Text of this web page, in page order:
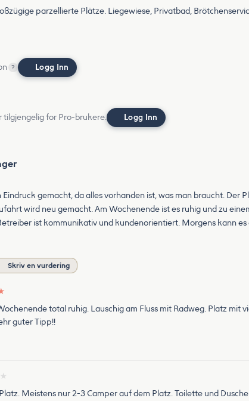
parzellierte Plätze. Liegewiese, Privatbad,
? Logg Inn
for Pro-brukere. Logg Inn
gemacht, da alles vorhanden ist, was man braucht. Der
wird neu gemacht. Am Wochenende ist es ruhig und zu
ist kommunikativ und kundenorientiert. Morgens kann
Skriv en vurdering
total ruhig. Lauschig am Fluss mit Radweg. Platz
guter Tipp!!
★
Meistens nur 2-3 Camper auf dem Platz. Toilette und